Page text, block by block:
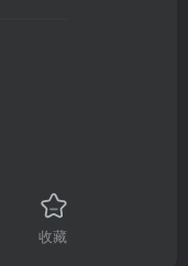
收藏